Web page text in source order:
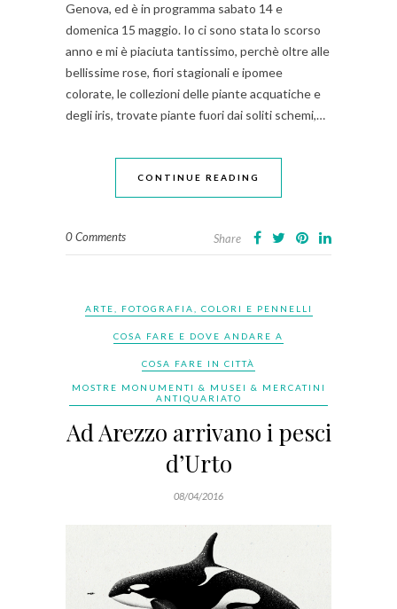
Genova, ed è in programma sabato 14 e
domenica 15 maggio. Io ci sono stata lo scorso
anno e mi è piaciuta tantissimo, perchè oltre alle
bellissime rose, fiori stagionali e ipomee
colorate, le collezioni delle piante acquatiche e
degli iris, trovate piante fuori dai soliti schemi,…
CONTINUE READING
0 Comments Share
ARTE, FOTOGRAFIA, COLORI E PENNELLI
COSA FARE E DOVE ANDARE A
COSA FARE IN CITTÀ
MOSTRE MONUMENTI & MUSEI & MERCATINI
ANTIQUARIATO
Ad Arezzo arrivano i pesci
d’Urto
08/04/2016